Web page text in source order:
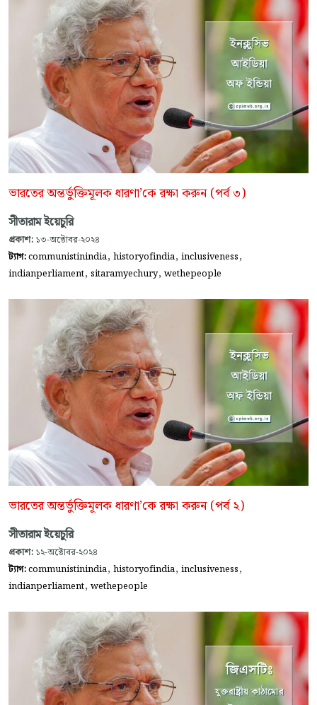
ভারতের অন্তর্ভুক্তিমূলক ধারণা’কে রক্ষা করুন (পর্ব ৩)
সীতারাম ইয়েচুরি
প্রকাশ: ১৩-অক্টোবর-২০২৪
ট্যাগ:communistinindia, historyofindia, inclusiveness,
indianperliament, sitaramyechury, wethepeople
ভারতের অন্তর্ভুক্তিমূলক ধারণা’কে রক্ষা করুন (পর্ব ২)
সীতারাম ইয়েচুরি
প্রকাশ: ১২-অক্টোবর-২০২৪
ট্যাগ:communistinindia, historyofindia, inclusiveness,
indianperliament, wethepeople